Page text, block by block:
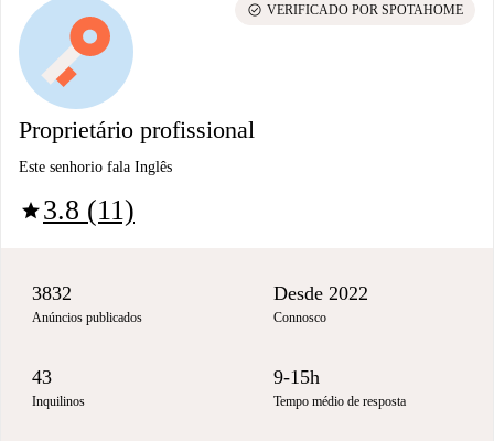
Proprietário profissional
Este senhorio fala Inglês
star3.8 (11)
check_circle VERIFICADO POR SPOTAHOME
3832
Anúncios publicados
Desde 2022
Connosco
43
Inquilinos
9-15h
Tempo médio de resposta